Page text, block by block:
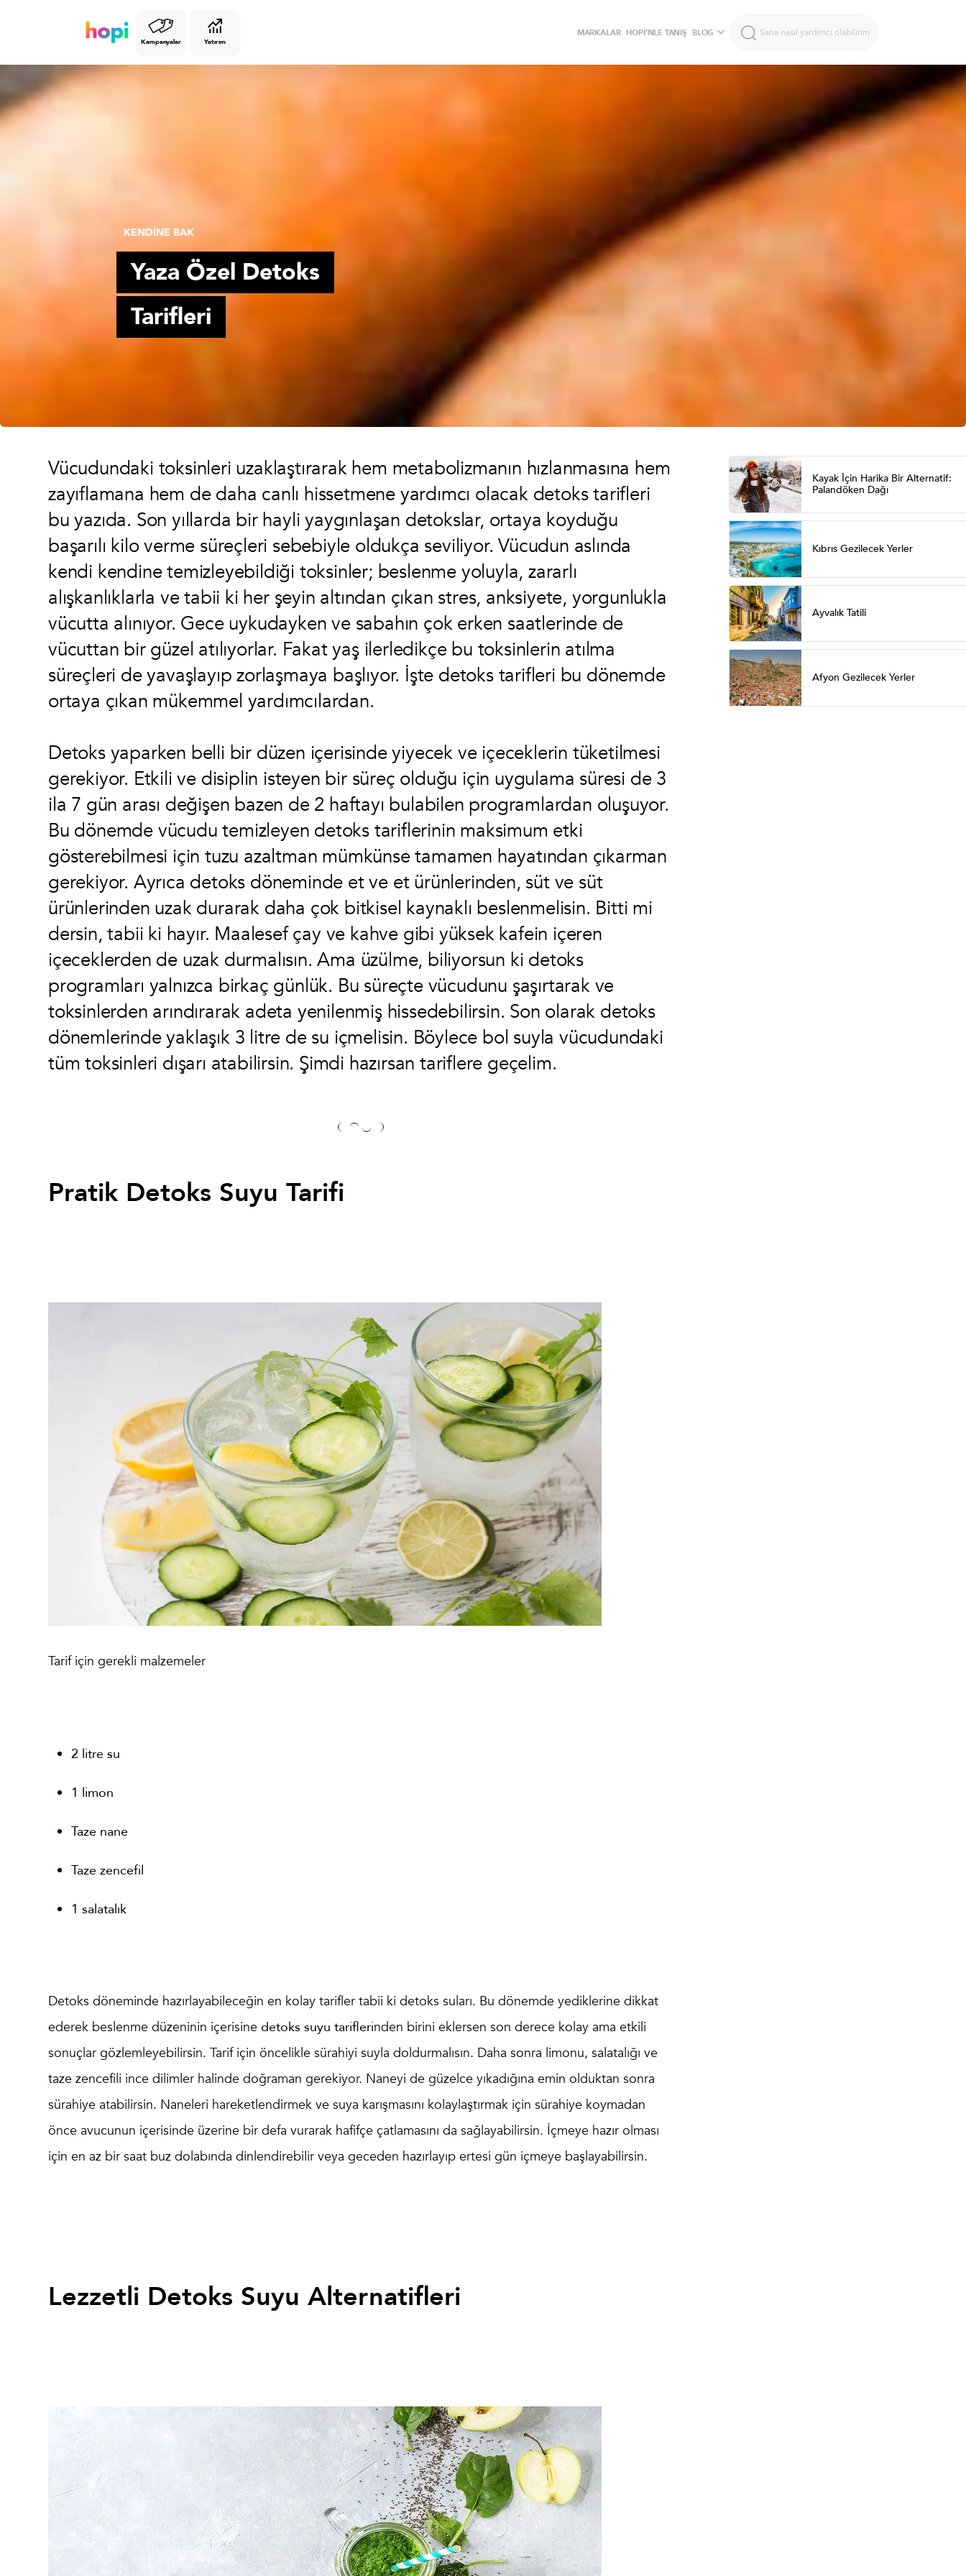
Kampanyalar Yatırım
MARKALAR HOPİ’NLE TANIŞ BLOG
KENDİNE BAK
Yaza Özel Detoks
Tarifleri
Vücudundaki toksinleri uzaklaştırarak hem metabolizmanın hızlanmasına hem
zayıflamana hem de daha canlı hissetmene yardımcı olacak detoks tarifleri
bu yazıda. Son yıllarda bir hayli yaygınlaşan detokslar, ortaya koyduğu
başarılı kilo verme süreçleri sebebiyle oldukça seviliyor. Vücudun aslında
kendi kendine temizleyebildiği toksinler; beslenme yoluyla, zararlı
alışkanlıklarla ve tabii ki her şeyin altından çıkan stres, anksiyete, yorgunlukla
vücutta alınıyor. Gece uykudayken ve sabahın çok erken saatlerinde de
vücuttan bir güzel atılıyorlar. Fakat yaş ilerledikçe bu toksinlerin atılma
süreçleri de yavaşlayıp zorlaşmaya başlıyor. İşte detoks tarifleri bu dönemde
ortaya çıkan mükemmel yardımcılardan.
Detoks yaparken belli bir düzen içerisinde yiyecek ve içeceklerin tüketilmesi
gerekiyor. Etkili ve disiplin isteyen bir süreç olduğu için uygulama süresi de 3
ila 7 gün arası değişen bazen de 2 haftayı bulabilen programlardan oluşuyor.
Bu dönemde vücudu temizleyen detoks tariflerinin maksimum etki
gösterebilmesi için tuzu azaltman mümkünse tamamen hayatından çıkarman
gerekiyor. Ayrıca detoks döneminde et ve et ürünlerinden, süt ve süt
ürünlerinden uzak durarak daha çok bitkisel kaynaklı beslenmelisin. Bitti mi
dersin, tabii ki hayır. Maalesef çay ve kahve gibi yüksek kafein içeren
içeceklerden de uzak durmalısın. Ama üzülme, biliyorsun ki detoks
programları yalnızca birkaç günlük. Bu süreçte vücudunu şaşırtarak ve
toksinlerden arındırarak adeta yenilenmiş hissedebilirsin. Son olarak detoks
dönemlerinde yaklaşık 3 litre de su içmelisin. Böylece bol suyla vücudundaki
tüm toksinleri dışarı atabilirsin. Şimdi hazırsan tariflere geçelim.
Pratik Detoks Suyu Tarifi
Tarif için gerekli malzemeler
2 litre su
1 limon
Taze nane
Taze zencefil
1 salatalık
Detoks döneminde hazırlayabileceğin en kolay tarifler tabii ki detoks suları. Bu dönemde yediklerine dikkat
ederek beslenme düzeninin içerisine detoks suyu tariflerinden birini eklersen son derece kolay ama etkili
sonuçlar gözlemleyebilirsin. Tarif için öncelikle sürahiyi suyla doldurmalısın. Daha sonra limonu, salatalığı ve
taze zencefili ince dilimler halinde doğraman gerekiyor. Naneyi de güzelce yıkadığına emin olduktan sonra
sürahiye atabilirsin. Naneleri hareketlendirmek ve suya karışmasını kolaylaştırmak için sürahiye koymadan
önce avucunun içerisinde üzerine bir defa vurarak hafifçe çatlamasını da sağlayabilirsin. İçmeye hazır olması
için en az bir saat buz dolabında dinlendirebilir veya geceden hazırlayıp ertesi gün içmeye başlayabilirsin.
Lezzetli Detoks Suyu Alternatifleri
Kayak İçin Harika Bir Alternatif:
Palandöken Dağı
Kıbrıs Gezilecek Yerler
Ayvalık Tatili
Afyon Gezilecek Yerler